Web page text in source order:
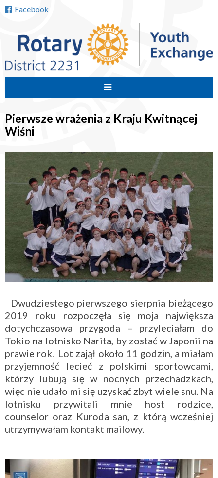
Facebook
treści
Pierwsze wrażenia z Kraju Kwitnącej
Wiśni
Dwudziestego pierwszego sierpnia bieżącego
2019 roku rozpoczęła się moja największa
dotychczasowa przygoda – przyleciałam do
Tokio na lotnisko Narita, by zostać w Japonii na
prawie rok! Lot zajął około 11 godzin, a miałam
przyjemność lecieć z polskimi sportowcami,
którzy lubują się w nocnych przechadzkach,
więc nie udało mi się uzyskać zbyt wiele snu. Na
lotnisku przywitali mnie host rodzice,
counselor oraz Kuroda san, z którą wcześniej
utrzymywałam kontakt mailowy.